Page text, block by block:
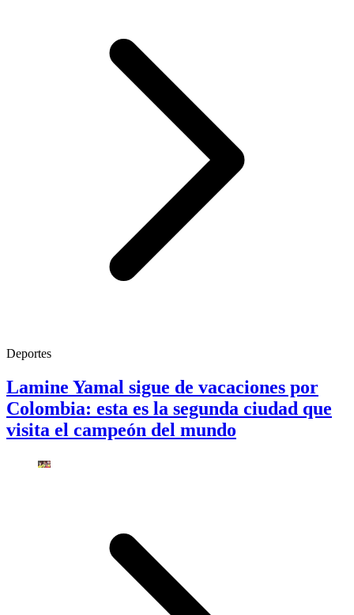
Deportes
Lamine Yamal sigue de vacaciones por
Colombia: esta es la segunda ciudad que
visita el campeón del mundo